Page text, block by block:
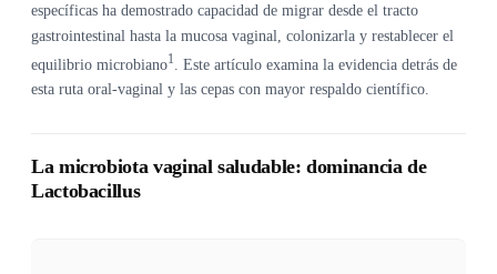
específicas ha demostrado capacidad de migrar desde el tracto
gastrointestinal hasta la mucosa vaginal, colonizarla y restablecer el
equilibrio microbiano1
. Este artículo examina la evidencia detrás de
esta ruta oral-vaginal y las cepas con mayor respaldo científico.
La microbiota vaginal saludable: dominancia de
Lactobacillus